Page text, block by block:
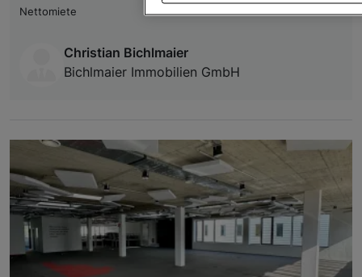
Nettomiete
Christian Bichlmaier
Bichlmaier Immobilien GmbH
Verwendung genauer Standortdaten.
Zugriff auf Informationen auf einem Endgerät.